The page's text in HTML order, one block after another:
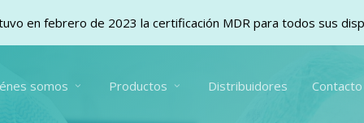
somos Productos Distribuidores Contacto
en febrero de 2023 la certificación MDR para todos sus